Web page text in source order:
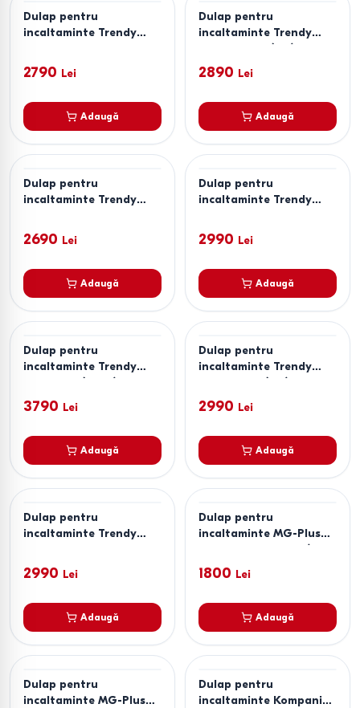
Dulap pentru
incaltaminte Trendy
2790 Lei
Adaugă
Dulap pentru
incaltaminte Trendy
Fiona Stejar (Bej)
2890 Lei
Adaugă
Dulap pentru
incaltaminte Trendy
(Bej)/Antracit (Gri)
2690 Lei
Adaugă
Dulap pentru
incaltaminte Trendy
2990 Lei
Adaugă
Dulap pentru
incaltaminte Trendy
Oslo Hitit (Maro)
3790 Lei
Adaugă
Dulap pentru
incaltaminte Trendy
Oslo Stejar (Bej)
2990 Lei
Adaugă
Dulap pentru
incaltaminte Trendy
2990 Lei
Adaugă
Dulap pentru
incaltaminte MG-Plus
Combo 100 Grafit / Alb
1800 Lei
Adaugă
Dulap pentru
incaltaminte MG-Plus
Dulap pentru
incaltaminte KompaniT